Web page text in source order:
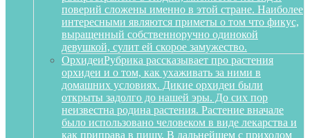
поверий сложены именно в этой стране. Наиболее
интересными являются приметы о том что фикус,
выращенный собственноручно одинокой
девушкой, сулит ей скорое замужество.
ОрхидеиРубрика рассказывает про растения
орхидеи и о том, как ухаживать за ними в
домашних условиях. Дикие орхидеи были
открыты задолго до нашей эры. До сих пор
неизвестна родина растения. Растение вначале
было использовано человеком в виде лекарства и
как приправа в пищу. В дальнейшем с приходом